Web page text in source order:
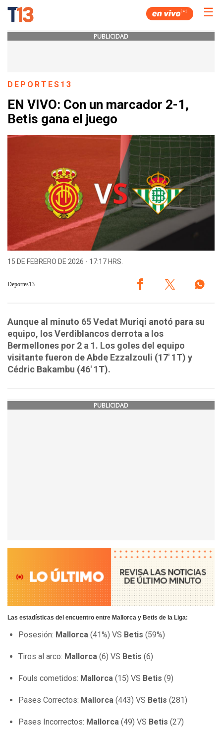
☰
PUBLICIDAD
DEPORTES13
EN VIVO: Con un marcador 2-1,
Betis gana el juego
15 DE FEBRERO DE 2026 - 17:17 HRS.
Deportes13
Aunque al minuto 65 Vedat Muriqi anotó para su
equipo, los Verdiblancos derrota a los
Bermellones por 2 a 1. Los goles del equipo
visitante fueron de Abde Ezzalzouli (17' 1T) y
Cédric Bakambu (46' 1T).
PUBLICIDAD
Las estadísticas del encuentro entre Mallorca y Betis de la Liga:
Posesión: Mallorca (41%) VS Betis (59%)
Tiros al arco: Mallorca (6) VS Betis (6)
Fouls cometidos: Mallorca (15) VS Betis (9)
Pases Correctos: Mallorca (443) VS Betis (281)
Pases Incorrectos: Mallorca (49) VS Betis (27)